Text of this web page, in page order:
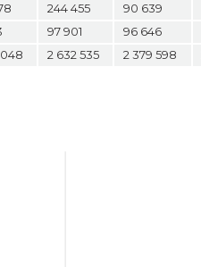
244 455 90 639
97 901 96 646
048 2 632 535 2 379 598